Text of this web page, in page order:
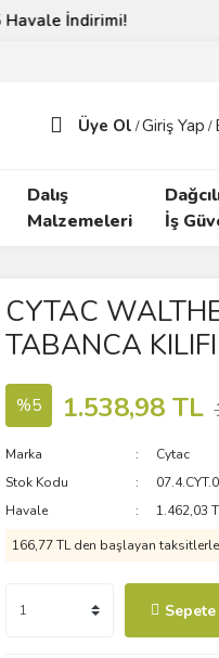
İndirimi!
Üye Ol /Giriş Yap /
Dalış
Malzemeleri
İş
CYTAC
TABANCA KILIFI
%5 1.538,98 TL
Marka
Cytac
Stok Kodu
Havale
1.462,03
166,77 TL den başlayan